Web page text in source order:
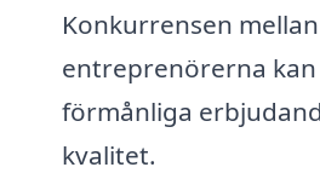
Konkurrensen mellan
entreprenörerna
förmånliga
kvalitet.